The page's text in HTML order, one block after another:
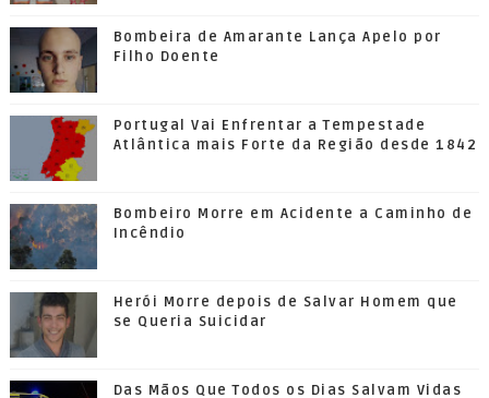
Bombeira de Amarante Lança Apelo por
Filho Doente
Portugal Vai Enfrentar a Tempestade
Atlântica mais Forte da Região desde 1842
Bombeiro Morre em Acidente a Caminho de
Incêndio
Herói Morre depois de Salvar Homem que
se Queria Suicidar
Das Mãos Que Todos os Dias Salvam Vidas